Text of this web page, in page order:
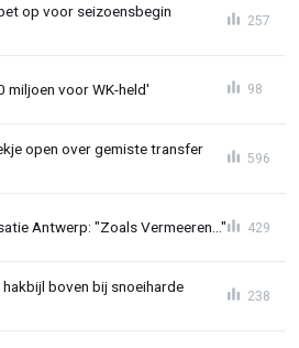
op voor seizoensbegin
257
miljoen voor WK-held' 98
open over gemiste transfer
596
Antwerp: "Zoals Vermeeren..." 429
hakbijl boven bij snoeiharde
238